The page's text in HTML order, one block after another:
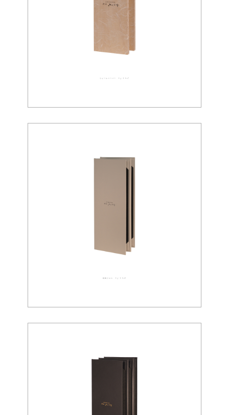
ウォールペーパー 03-0017
特殊クロス 03-0016